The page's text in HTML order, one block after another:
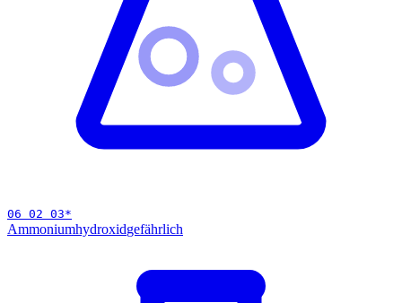
06 02 03*
Ammoniumhydroxidgefährlich